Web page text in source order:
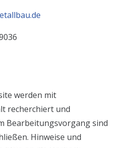
werden mit
recherchiert und
Bearbeitungsvorgang sind
Hinweise und